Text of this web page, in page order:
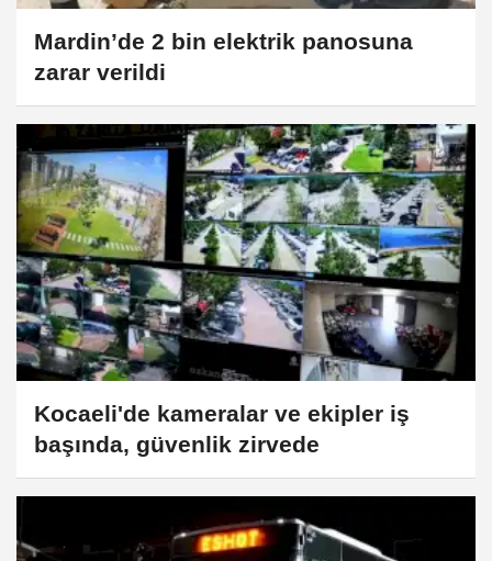
Mardin’de 2 bin elektrik panosuna
zarar verildi
Kocaeli'de kameralar ve ekipler iş
başında, güvenlik zirvede